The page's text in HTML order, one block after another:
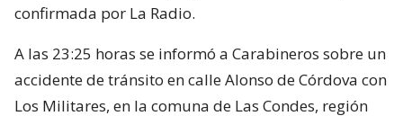
confirmada por La Radio.
A las 23:25 horas se informó a Carabineros sobre un
accidente de tránsito en calle Alonso de Córdova con
Los Militares, en la comuna de Las Condes, región